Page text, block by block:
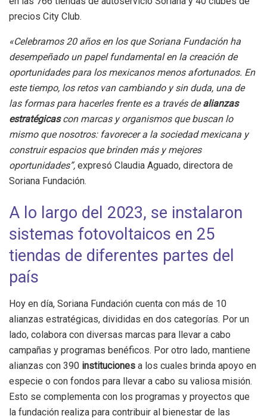
precios City Club.
«Celebramos 20 años en los que Soriana Fundación ha
desempeñado un papel fundamental en la creación de
oportunidades para los mexicanos menos afortunados. En
este tiempo, los retos van cambiando y sin duda, una de
las formas para hacerles frente es a través dealianzas
estratégicascon marcas y organismos que buscan lo
mismo que nosotros: favorecer a la sociedad mexicana y
construir espacios que brinden más y mejores
oportunidades”, expresó Claudia Aguado, directora de
Soriana Fundación.
A lo largo del 2023, se instalaron
sistemas fotovoltaicos en 25
tiendas de diferentes partes del
país
Hoy en día, Soriana Fundación cuenta con más de 10
alianzas estratégicas, divididas en dos categorías. Por un
lado, colabora con diversas marcas para llevar a cabo
campañas y programas benéficos. Por otro lado, mantiene
alianzas con 390 instituciones a los cuales brinda apoyo en
especie o con fondos para llevar a cabo su valiosa misión.
Esto se complementa con los programas y proyectos que
la fundación realiza para contribuir al bienestar de las